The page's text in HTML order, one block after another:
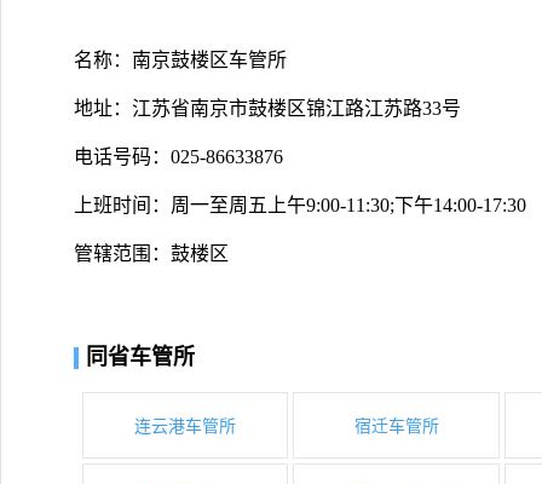
名称：南京鼓楼区车管所
地址：江苏省南京市鼓楼区锦江路江苏路33号
电话号码：025-86633876
上班时间：周一至周五上午9:00-11:30;下午14:00-17:30
管辖范围：鼓楼区
同省车管所
连云港车管所 宿迁车管所